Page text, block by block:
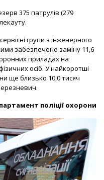
375 патрулів (279
групи з інженерного
забезпечено заміну 11,6
приладах на
осіб. У найкоротші
ще близько 10,0 тисяч
поліції охорони